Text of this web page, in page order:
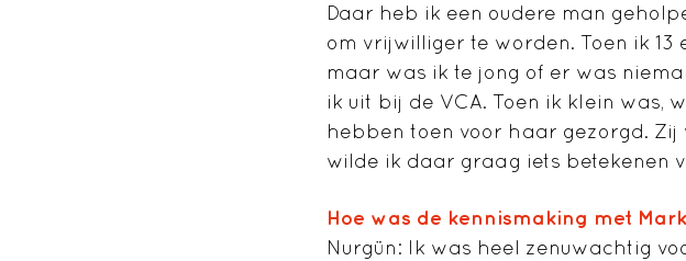
Daar heb ik een oudere man
om vrijwilliger te worden. Toen ik
maar was ik te jong of er was
ik uit bij de VCA. Toen ik klein was,
hebben toen voor haar gezorgd.
wilde ik daar graag iets betekenen
Hoe was de kennismaking met
Nurgün: Ik was heel zenuwachtig